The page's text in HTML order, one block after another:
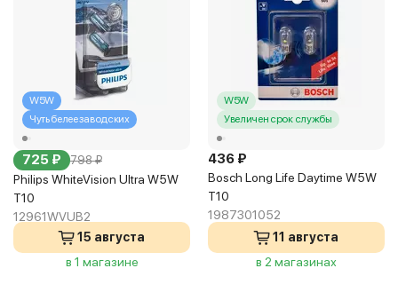
W5W
Чуть белее заводских
725 ₽ 798 ₽
Philips WhiteVision Ultra W5W
T10
12961WVUB2
15 августа
в 1 магазине
W5W
Увеличен срок службы
436 ₽
Bosch Long Life Daytime W5W
T10
1987301052
11 августа
в 2 магазинах